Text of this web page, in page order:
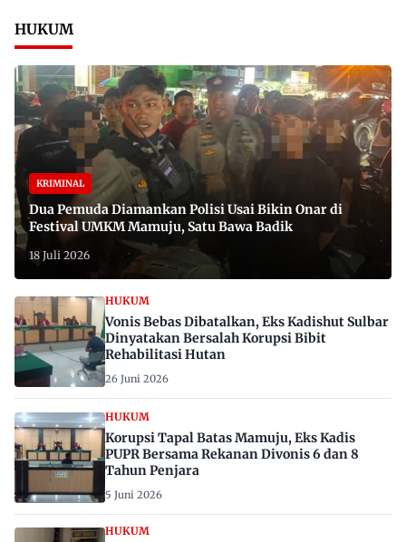
HUKUM
KRIMINAL
Dua Pemuda Diamankan Polisi Usai Bikin Onar di
Festival UMKM Mamuju, Satu Bawa Badik
18 Juli 2026
HUKUM
Vonis Bebas Dibatalkan, Eks Kadishut Sulbar
Dinyatakan Bersalah Korupsi Bibit
Rehabilitasi Hutan
26 Juni 2026
HUKUM
Korupsi Tapal Batas Mamuju, Eks Kadis
PUPR Bersama Rekanan Divonis 6 dan 8
Tahun Penjara
5 Juni 2026
HUKUM